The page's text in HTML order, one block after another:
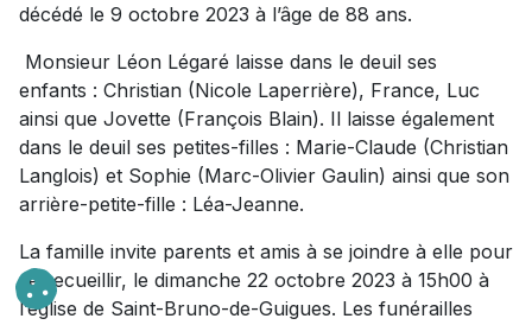
décédé le 9 octobre 2023 à l’âge de 88 ans.
Monsieur Léon Légaré laisse dans le deuil ses
enfants : Christian (Nicole Laperrière), France, Luc
ainsi que Jovette (François Blain). Il laisse également
dans le deuil ses petites-filles : Marie-Claude (Christian
Langlois) et Sophie (Marc-Olivier Gaulin) ainsi que son
arrière-petite-fille : Léa-Jeanne.
La famille invite parents et amis à se joindre à elle pour
se recueillir, le dimanche 22 octobre 2023 à 15h00 à
l’église de Saint-Bruno-de-Guigues. Les funérailles